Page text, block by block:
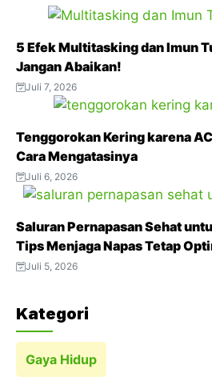
o
o
e
r
t
A
p
p
e
r
m
t
r
s
5 Efek Multitasking dan Imun
Jangan Abaikan!
Juli 7, 2026
Tenggorokan Kering karena
Cara Mengatasinya
Juli 6, 2026
Saluran Pernapasan Sehat
Tips Menjaga Napas Tetap
Aktivitas Padat
Juli 5, 2026
Kategori
Gaya Hidup